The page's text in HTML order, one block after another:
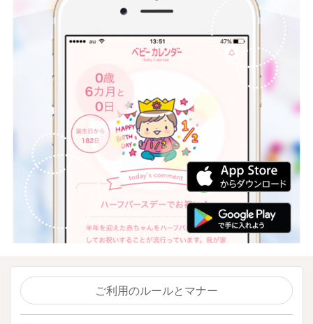
ご利用のルールとマナー